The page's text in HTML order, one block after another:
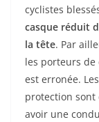
cyclistes
casque réduit
la tête. Par
les porteurs
est erronée.
protection sont
avoir une